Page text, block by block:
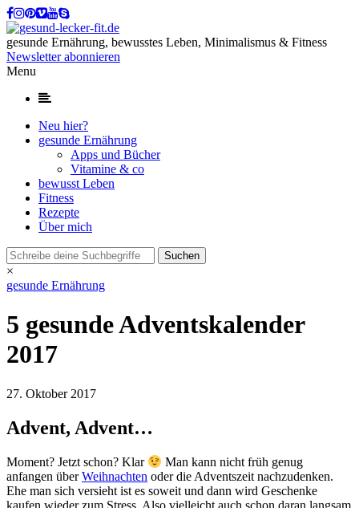
gesunde Ernährung, bewusstes Leben, Minimalismus & Fitness
Newsletter abonnieren
Menu
Neu hier?
gesunde Ernährung
Apps und Bücher
Vitamine & co
bewusst Leben
Fitness
Rezepte
Über mich
×
gesunde Ernährung
5 gesunde Adventskalender
2017
27. Oktober 2017
Advent, Advent…
Moment? Jetzt schon? Klar
Man kann nicht früh genug
anfangen überWeihnachten oder die Adventszeit nachzudenken.
Ehe man sich versieht ist es soweit und dann wird Geschenke
kaufen wieder zum Stress. Also vielleicht auch schon daran langsam